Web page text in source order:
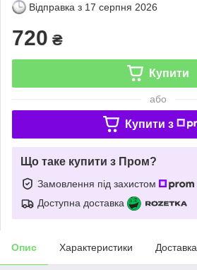
Відправка з 17 серпня 2026
720 ₴
Купити
або
Купити з
Що таке купити з Пром?
Замовлення під захистом
Доступна доставка
Опис Характеристики Доставка